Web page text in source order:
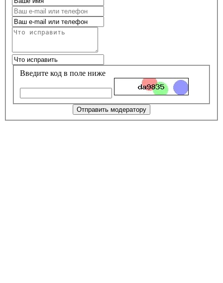
Введите код в поле ниже
Отправить модератору